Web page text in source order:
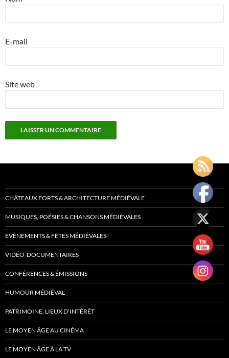
E-mail
Site web
CHÂTEAUX FORTS & ARCHITECTURE MÉDIÉVALE
MUSIQUES, POÉSIES & CHANSONS MÉDIÉVALES
EVÈNEMENTS & FÊTES MÉDIÉVALES
VIDÉO-DOCUMENTAIRES
CONFÉRENCES & ÉMISSIONS
HUMOUR MÉDIÉVAL
PATRIMOINE, LIEUX D’INTÉRÊT
LE MOYEN ÂGE AU CINÉMA
LE MOYEN ÂGE À LA TV